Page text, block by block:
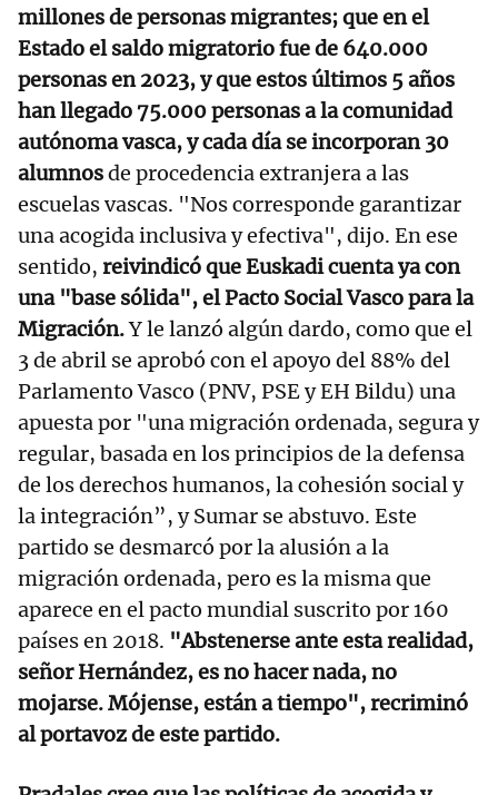
millones de personas migrantes; que en el
Estado el saldo migratorio fue de 640.000
personas en 2023, y que estos últimos 5 años
han llegado 75.000 personas a la comunidad
autónoma vasca, y cada día se incorporan 30
alumnosde procedencia extranjera a las
escuelas vascas. "Nos corresponde garantizar
una acogida inclusiva y efectiva", dijo. En ese
sentido, reivindicó que Euskadi cuenta ya con
una "base sólida", el Pacto Social Vasco para la
Migración.Y le lanzó algún dardo, como que el
3 de abril se aprobó con el apoyo del 88% del
Parlamento Vasco (PNV, PSE y EH Bildu) una
apuesta por "una migración ordenada, segura y
regular, basada en los principios de la defensa
de los derechos humanos, la cohesión social y
la integración”, y Sumar se abstuvo. Este
partido se desmarcó por la alusión a la
migración ordenada, pero es la misma que
aparece en el pacto mundial suscrito por 160
países en 2018. "Abstenerse ante esta realidad,
señor Hernández, es no hacer nada, no
mojarse. Mójense, están a tiempo", recriminó
al portavoz de este partido.